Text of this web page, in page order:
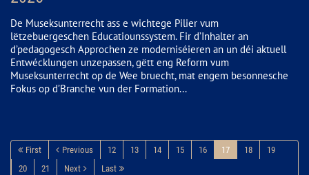
De Museksunterrecht ass e wichtege Pilier vum
lëtzebuergeschen Educatiounssystem. Fir d’Inhalter an
d’pedagogesch Approchen ze moderniséieren an un déi aktuell
Entwécklungen unzepassen, gëtt eng Reform vum
Museksunterrecht op de Wee bruecht, mat engem besonnesche
Fokus op d’Branche vun der Formation...
First Previous 12 13 14 15 16 17 18
19
20
21 Next Last